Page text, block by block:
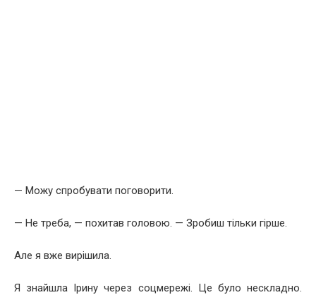
— Можу спробувати поговорити.
— Не треба, — похитав головою. — Зробиш тільки гірше.
Але я вже вирішила.
Я знайшла Ірину через соцмережі. Це було нескладно.